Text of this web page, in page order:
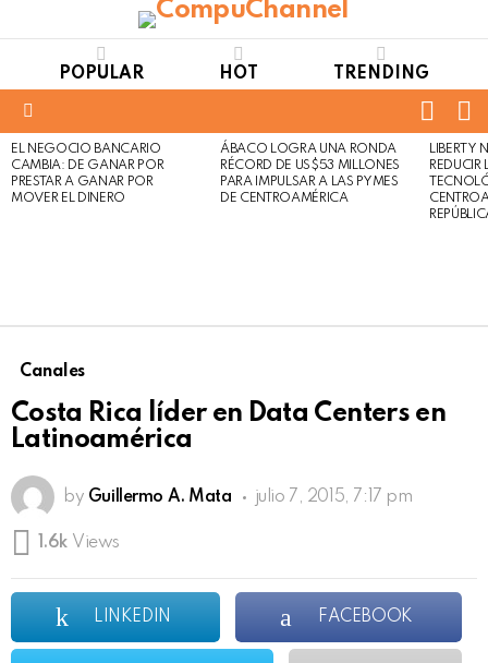
POPULAR HOT TRENDING
LATEST
STORIES
EL NEGOCIO BANCARIO
CAMBIA: DE GANAR POR
PRESTAR A GANAR POR
MOVER EL DINERO
Not
Safe
For
Click
to
view
ÁBACO LOGRA UNA RONDA
RÉCORD DE US$53 MILLONES
PARA IMPULSAR A LAS PYMES
DE CENTROAMÉRICA
LIBERTY
REDUCIR
Canales
Costa Rica líder en Data Centers en
Latinoamérica
by Guillermo A. Mata julio 7, 2015, 7:17 pm
1.6k Views
LINKEDIN FACEBOOK